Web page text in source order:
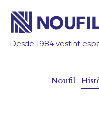
Desde 1984 vestint
Noufil
SOM FABRICANTS
TECNOLOGIA